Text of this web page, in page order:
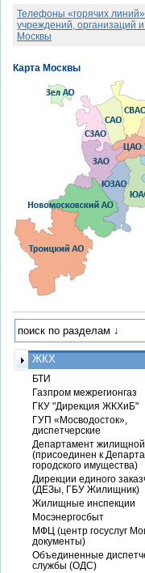
Телефоны «горячих линий»
учреждений, организаций
Москвы
ЖКХ
БТИ
Газпром межрегионгаз
ГКУ "Дирекция ЖКХиБ"
ГУП «Мосводосток»,
диспетчерские
Департамент жилищной
(присоединен к
городского имущества)
Дирекции единого
(ДЕЗы, ГБУ Жилищник)
Жилищные инспекции
Мосэнергосбыт
МФЦ (центр госуслуг
документы)
Объединенные
службы (ОДС)